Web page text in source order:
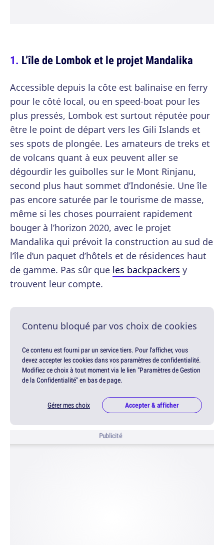
L’île de Lombok et le projet Mandalika
Accessible depuis la côte est balinaise en ferry
pour le côté local, ou en speed-boat pour les
plus pressés, Lombok est surtout réputée pour
être le point de départ vers les Gili Islands et
ses spots de plongée. Les amateurs de treks et
de volcans quant à eux peuvent aller se
dégourdir les guibolles sur le Mont Rinjanu,
second plus haut sommet d’Indonésie. Une île
pas encore saturée par le tourisme de masse,
même si les choses pourraient rapidement
bouger à l’horizon 2020, avec le projet
Mandalika qui prévoit la construction au sud de
l’île d’un paquet d’hôtels et de résidences haut
de gamme. Pas sûr que les backpackers y
trouvent leur compte.
Contenu bloqué par vos choix de cookies
Ce contenu est fourni par un service tiers. Pour l'afficher, vous
devez accepter les cookies dans vos paramètres de confidentialité.
Modifiez ce choix à tout moment via le lien "Paramètres de Gestion
de la Confidentialité" en bas de page.
Gérer mes choix Accepter & afficher
Publicité